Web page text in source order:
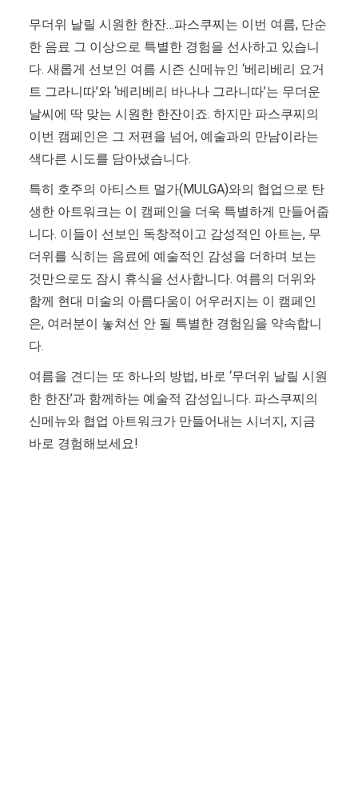
무더위 날릴 시원한 한잔…파스쿠찌는 이번 여름, 단순
한 음료 그 이상으로 특별한 경험을 선사하고 있습니
다. 새롭게 선보인 여름 시즌 신메뉴인 ‘베리베리 요거
트 그라니따’와 ‘베리베리 바나나 그라니따’는 무더운
날씨에 딱 맞는 시원한 한잔이죠. 하지만 파스쿠찌의
이번 캠페인은 그 저편을 넘어, 예술과의 만남이라는
색다른 시도를 담아냈습니다.
특히 호주의 아티스트 멀가(MULGA)와의 협업으로 탄
생한 아트워크는 이 캠페인을 더욱 특별하게 만들어줍
니다. 이들이 선보인 독창적이고 감성적인 아트는, 무
더위를 식히는 음료에 예술적인 감성을 더하며 보는
것만으로도 잠시 휴식을 선사합니다. 여름의 더위와
함께 현대 미술의 아름다움이 어우러지는 이 캠페인
은, 여러분이 놓쳐선 안 될 특별한 경험임을 약속합니
다.
여름을 견디는 또 하나의 방법, 바로 ‘무더위 날릴 시원
한 한잔’과 함께하는 예술적 감성입니다. 파스쿠찌의
신메뉴와 협업 아트워크가 만들어내는 시너지, 지금
바로 경험해보세요!